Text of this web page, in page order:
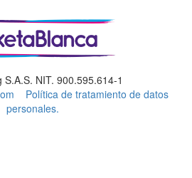
S.A.S. NIT. 900.595.614-1
Política de tratamiento de datos
personales.